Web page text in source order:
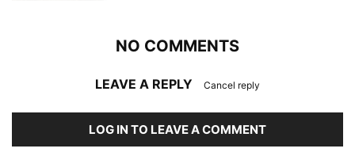
NO COMMENTS
LEAVE A REPLY Cancel reply
LOG IN TO LEAVE A COMMENT